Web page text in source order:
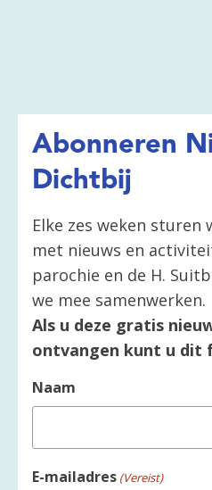
Abonneren
Dichtbij
Elke zes weken
met nieuws en
parochie en de H.
we mee samenwerken.
Als u deze gratis
ontvangen kunt u dit
Naam
E-mailadres (Vereist)